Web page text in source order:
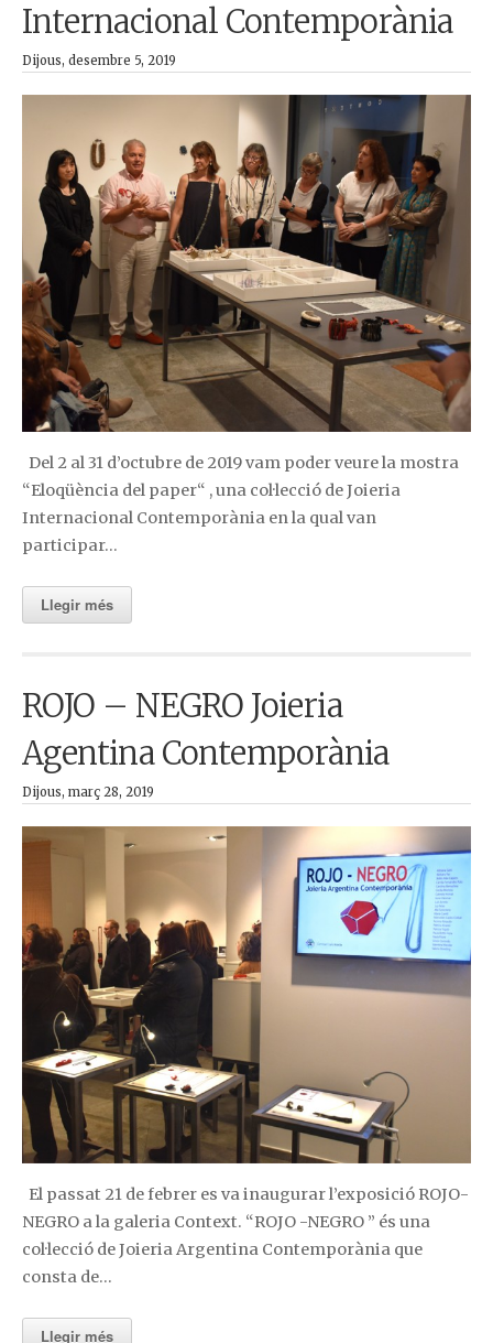
Internacional Contemporània
Dijous, desembre 5, 2019
Del 2 al 31 d’octubre de 2019 vam poder veure la mostra
“Eloqüència del paper“ , una col·lecció de Joieria
Internacional Contemporània en la qual van
participar…
Llegir més
ROJO – NEGRO Joieria
Agentina Contemporània
Dijous, març 28, 2019
El passat 21 de febrer es va inaugurar l’exposició ROJO-
NEGRO a la galeria Context. “ROJO -NEGRO ” és una
col·lecció de Joieria Argentina Contemporània que
consta de…
Llegir més